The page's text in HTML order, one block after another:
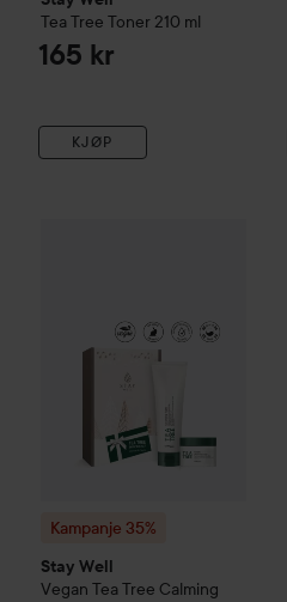
Tea Tree Toner 210 ml
165 kr
KJØP
Kampanje 35%
Stay Well
Vegan Tea Tree Calming